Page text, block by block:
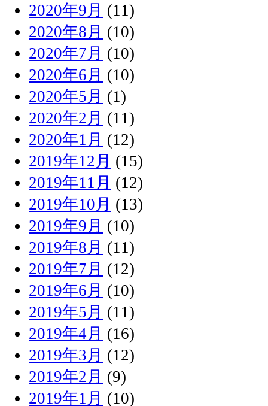
2020年9月 (11)
2020年8月 (10)
2020年7月 (10)
2020年6月 (10)
2020年5月 (1)
2020年2月 (11)
2020年1月 (12)
2019年12月 (15)
2019年11月 (12)
2019年10月 (13)
2019年9月 (10)
2019年8月 (11)
2019年7月 (12)
2019年6月 (10)
2019年5月 (11)
2019年4月 (16)
2019年3月 (12)
2019年2月 (9)
2019年1月 (10)